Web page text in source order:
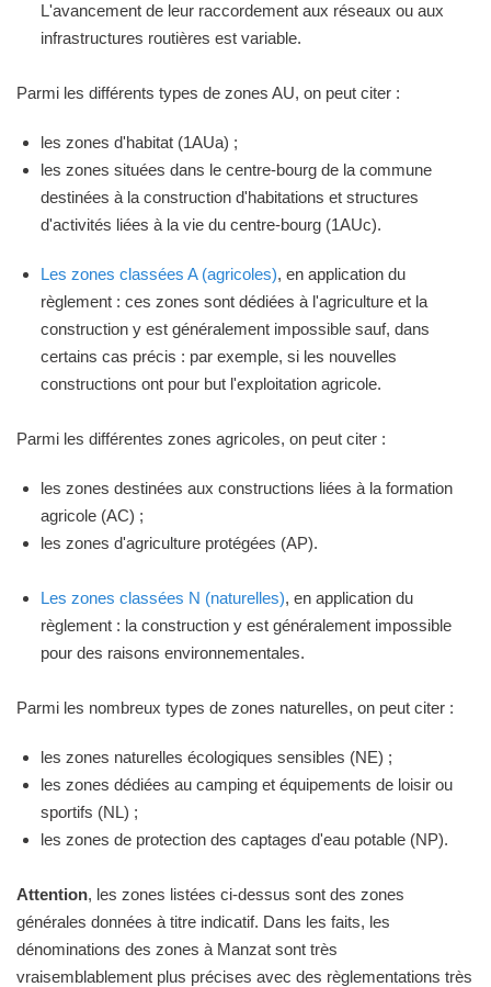
L'avancement de leur raccordement aux réseaux ou aux
infrastructures routières est variable.
Parmi les différents types de zones AU, on peut citer :
les zones d'habitat (1AUa) ;
les zones situées dans le centre-bourg de la commune
destinées à la construction d'habitations et structures
d'activités liées à la vie du centre-bourg (1AUc).
Les zones classées A (agricoles), en application du
règlement : ces zones sont dédiées à l'agriculture et la
construction y est généralement impossible sauf, dans
certains cas précis : par exemple, si les nouvelles
constructions ont pour but l'exploitation agricole.
Parmi les différentes zones agricoles, on peut citer :
les zones destinées aux constructions liées à la formation
agricole (AC) ;
les zones d'agriculture protégées (AP).
Les zones classées N (naturelles), en application du
règlement : la construction y est généralement impossible
pour des raisons environnementales.
Parmi les nombreux types de zones naturelles, on peut citer :
les zones naturelles écologiques sensibles (NE) ;
les zones dédiées au camping et équipements de loisir ou
sportifs (NL) ;
les zones de protection des captages d'eau potable (NP).
Attention, les zones listées ci-dessus sont des zones
générales données à titre indicatif. Dans les faits, les
dénominations des zones à Manzat sont très
vraisemblablement plus précises avec des règlementations très